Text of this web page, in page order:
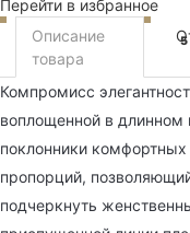
Перейти в избранное
Описание
товара
5
Компромисс
воплощенной в длинном
поклонники
пропорций,
подчеркнуть